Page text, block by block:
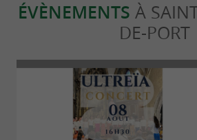
ÉVÈNEMENTS À
DE-PORT